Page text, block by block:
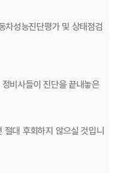
차성능진단평가 및 상태점검
비사들이 진단을 끝내놓은
대 후회하지 않으실 것입니